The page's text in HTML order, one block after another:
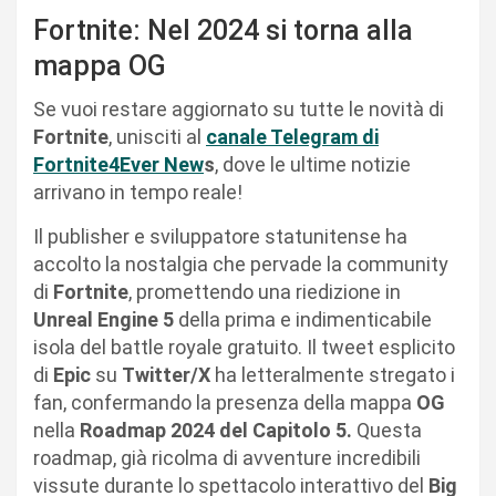
Fortnite: Nel 2024 si torna alla
mappa OG
Se vuoi restare aggiornato su tutte le novità di
Fortnite, unisciti al canale Telegram di
Fortnite4Ever News, dove le ultime notizie
arrivano in tempo reale!
Il publisher e sviluppatore statunitense ha
accolto la nostalgia che pervade la community
di Fortnite, promettendo una riedizione in
Unreal Engine 5 della prima e indimenticabile
isola del battle royale gratuito. Il tweet esplicito
di Epic su Twitter/X ha letteralmente stregato i
fan, confermando la presenza della mappa OG
nella Roadmap 2024 del Capitolo 5. Questa
roadmap, già ricolma di avventure incredibili
vissute durante lo spettacolo interattivo del Big